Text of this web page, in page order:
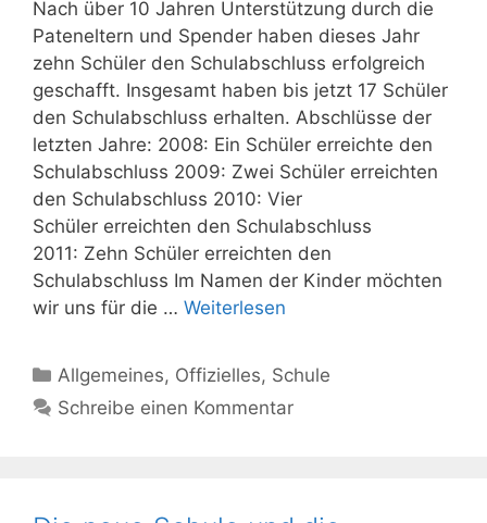
Nach über 10 Jahren Unterstützung durch die
Pateneltern und Spender haben dieses Jahr
zehn Schüler den Schulabschluss erfolgreich
geschafft. Insgesamt haben bis jetzt 17 Schüler
den Schulabschluss erhalten. Abschlüsse der
letzten Jahre: 2008: Ein Schüler erreichte den
Schulabschluss 2009: Zwei Schüler erreichten
den Schulabschluss 2010: Vier
Schüler erreichten den Schulabschluss
2011: Zehn Schüler erreichten den
Schulabschluss Im Namen der Kinder möchten
wir uns für die … Weiterlesen
Kategorien
Allgemeines, Offizielles, Schule
Schreibe einen Kommentar